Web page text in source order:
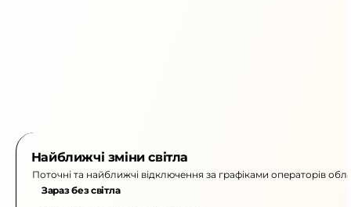
Найближчі зміни світла
Поточні та найближчі відключення за графіками операторів
Зараз без світла